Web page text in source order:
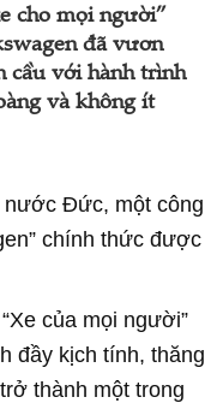
cho mọi người”
đã vươn
cầu với hành trình
và không ít
nước Đức, một công
chính thức được
của mọi người”
đầy kịch tính, thăng
thành một trong